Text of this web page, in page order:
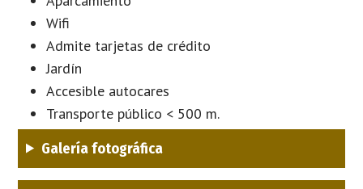
Wifi
Admite tarjetas de crédito
Jardín
Accesible autocares
Transporte público < 500 m.
Galería fotográfica